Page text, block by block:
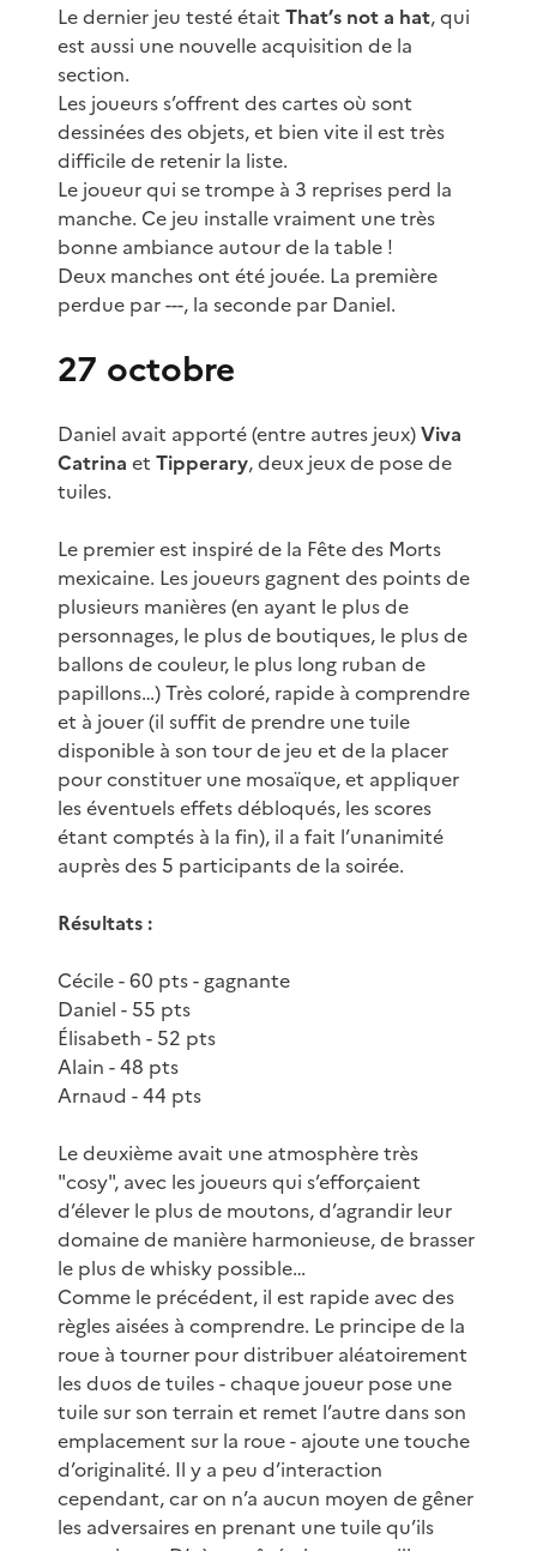
Le dernier jeu testé était That’s not a hat, qui
est aussi une nouvelle acquisition de la
section.
Les joueurs s’offrent des cartes où sont
dessinées des objets, et bien vite il est très
difficile de retenir la liste.
Le joueur qui se trompe à 3 reprises perd la
manche. Ce jeu installe vraiment une très
bonne ambiance autour de la table !
Deux manches ont été jouée. La première
perdue par ---, la seconde par Daniel.
27 octobre
Daniel avait apporté (entre autres jeux)Viva
Catrina et Tipperary, deux jeux de pose de
tuiles.
Le premier est inspiré de la Fête des Morts
mexicaine. Les joueurs gagnent des points de
plusieurs manières (en ayant le plus de
personnages, le plus de boutiques, le plus de
ballons de couleur, le plus long ruban de
papillons…) Très coloré, rapide à comprendre
et à jouer (il suffit de prendre une tuile
disponible à son tour de jeu et de la placer
pour constituer une mosaïque, et appliquer
les éventuels effets débloqués, les scores
étant comptés à la fin), il a fait l’unanimité
auprès des 5 participants de la soirée.
Résultats :
Cécile - 60 pts - gagnante
Daniel - 55 pts
Élisabeth - 52 pts
Alain - 48 pts
Arnaud - 44 pts
Le deuxième avait une atmosphère très
"cosy", avec les joueurs qui s’efforçaient
d’élever le plus de moutons, d’agrandir leur
domaine de manière harmonieuse, de brasser
le plus de whisky possible…
Comme le précédent, il est rapide avec des
règles aisées à comprendre. Le principe de la
roue à tourner pour distribuer aléatoirement
les duos de tuiles - chaque joueur pose une
tuile sur son terrain et remet l’autre dans son
emplacement sur la roue - ajoute une touche
d’originalité. Il y a peu d’interaction
cependant, car on n’a aucun moyen de gêner
les adversaires en prenant une tuile qu’ils